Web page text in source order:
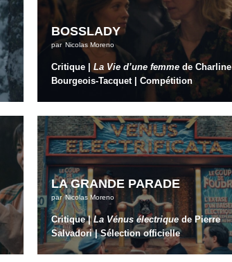
BOSSLADY
par Nicolas Moreno
Critique | La Vie d’une femmede Charline
Bourgeois-Tacquet | Compétition
LA GRANDE PARADE
par Nicolas Moreno
Critique |La Vénus électriquede Pierre
Salvadori | Sélection officielle